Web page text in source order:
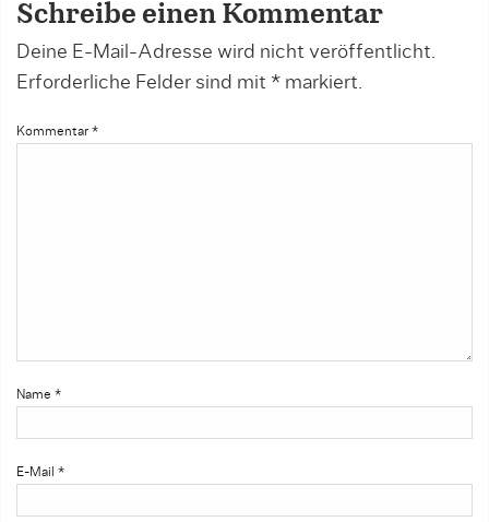
Schreibe einen Kommentar
Deine E-Mail-Adresse wird nicht veröffentlicht.
Erforderliche Felder sind mit * markiert.
Kommentar *
Name *
E-Mail *